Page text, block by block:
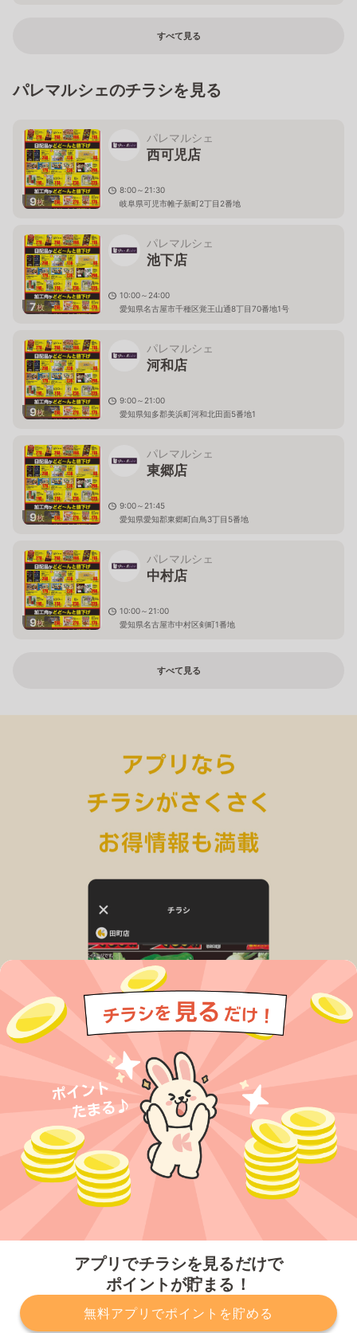
アプリでチラシを見るだけで
ポイントが貯まる！
無料アプリでポイントを貯める
すべて見る
パレマルシェのチラシを見る
9枚
パレマルシェ
西可児店
8:00～21:30
岐阜県可児市帷子新町2丁目2番地
7枚
パレマルシェ
池下店
10:00～24:00
愛知県名古屋市千種区覚王山通8丁目70番地1号
9枚
パレマルシェ
河和店
9:00～21:00
愛知県知多郡美浜町河和北田面5番地1
9枚
パレマルシェ
東郷店
9:00～21:45
愛知県愛知郡東郷町白鳥3丁目5番地
9枚
パレマルシェ
中村店
10:00～21:00
愛知県名古屋市中村区剣町1番地
すべて見る